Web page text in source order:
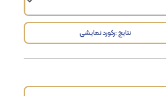
نتایج :رکورد نمایشی